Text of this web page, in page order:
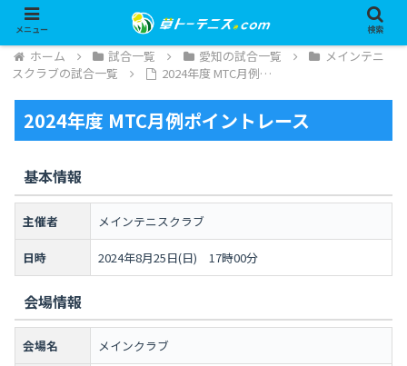
ホーム 試合一覧 愛知の試合一覧
メインテニ
スクラブの試合一覧
2024年度 MTC月例…
2024年度 MTC月例ポイントレース
基本情報
主催者 メインテニスクラブ
日時 2024年8月25日(日) 17時00分
会場情報
会場名 メインクラブ
メニュー 検索